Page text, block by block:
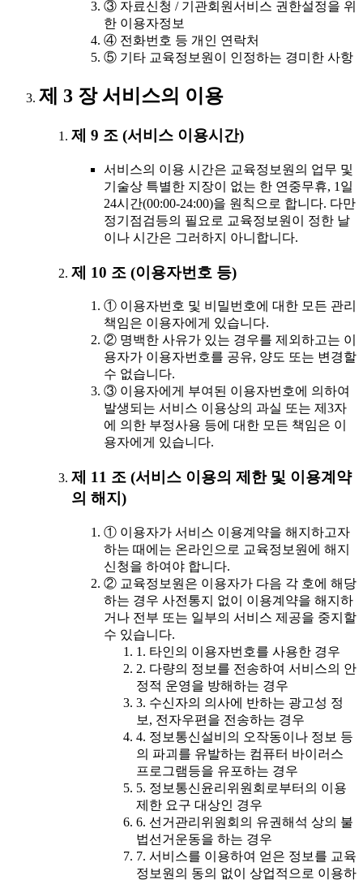
③ 자료신청 / 기관회원서비스 권한설정을 위
한 이용자정보
④ 전화번호 등 개인 연락처
⑤ 기타 교육정보원이 인정하는 경미한 사항
제 3 장 서비스의 이용
제 9 조 (서비스 이용시간)
서비스의 이용 시간은 교육정보원의 업무 및
기술상 특별한 지장이 없는 한 연중무휴, 1일
24시간(00:00-24:00)을 원칙으로 합니다. 다만
정기점검등의 필요로 교육정보원이 정한 날
이나 시간은 그러하지 아니합니다.
제 10 조 (이용자번호 등)
① 이용자번호 및 비밀번호에 대한 모든 관리
책임은 이용자에게 있습니다.
② 명백한 사유가 있는 경우를 제외하고는 이
용자가 이용자번호를 공유, 양도 또는 변경할
수 없습니다.
③ 이용자에게 부여된 이용자번호에 의하여
발생되는 서비스 이용상의 과실 또는 제3자
에 의한 부정사용 등에 대한 모든 책임은 이
용자에게 있습니다.
제 11 조 (서비스 이용의 제한 및 이용계약
의 해지)
① 이용자가 서비스 이용계약을 해지하고자
하는 때에는 온라인으로 교육정보원에 해지
신청을 하여야 합니다.
② 교육정보원은 이용자가 다음 각 호에 해당
하는 경우 사전통지 없이 이용계약을 해지하
거나 전부 또는 일부의 서비스 제공을 중지할
수 있습니다.
1. 타인의 이용자번호를 사용한 경우
2. 다량의 정보를 전송하여 서비스의 안
정적 운영을 방해하는 경우
3. 수신자의 의사에 반하는 광고성 정
보, 전자우편을 전송하는 경우
4. 정보통신설비의 오작동이나 정보 등
의 파괴를 유발하는 컴퓨터 바이러스
프로그램등을 유포하는 경우
5. 정보통신윤리위원회로부터의 이용
제한 요구 대상인 경우
6. 선거관리위원회의 유권해석 상의 불
법선거운동을 하는 경우
7. 서비스를 이용하여 얻은 정보를 교육
정보원의 동의 없이 상업적으로 이용하